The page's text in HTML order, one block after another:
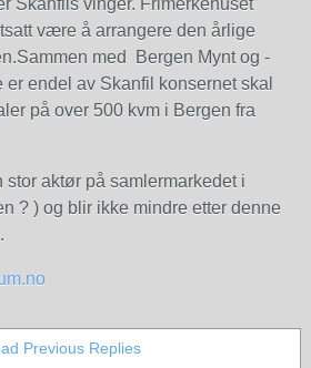
Skanfils vinger. Frimerkehuset
være å arrangere den årlige
med Bergen Mynt og -
endel av Skanfil konsernet skal
på over 500 kvm i Bergen fra
aktør på samlermarkedet i
? ) og blir ikke mindre etter denne
Previous Replies